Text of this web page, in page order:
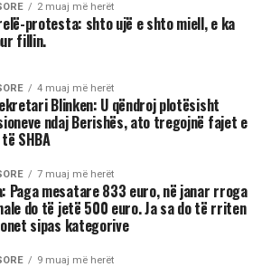
2 muaj më herët
protesta: shto ujë e shto miell, e ka
fillin.
4 muaj më herët
Blinken: U qëndroj plotësisht
ndaj Berishës, ato tregojnë fajet e
SHBA
7 muaj më herët
Paga mesatare 833 euro, në janar rroga
do të jetë 500 euro. Ja sa do të rriten
sipas kategorive
9 muaj më herët